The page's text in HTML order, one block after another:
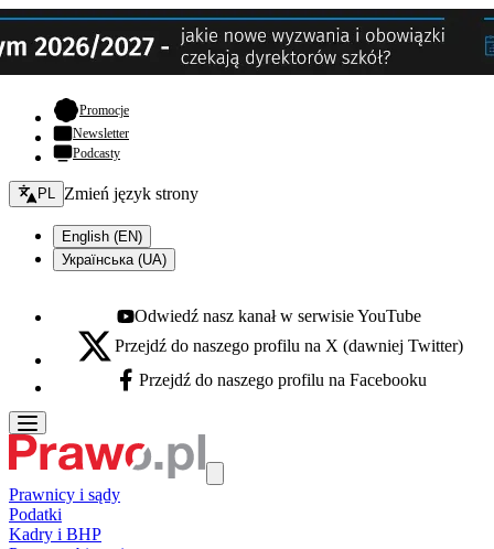
Promocje- otwiera się w nowej karcie
Newsletter
Podcasty
Zmień język - bieżący:
PL Zmień język strony
English (EN)
Українська (UA)
Youtube - otwiera się w nowej karcie
Odwiedź nasz kanał w serwisie YouTube
X - otwiera się w nowej karcie
Przejdź do naszego profilu na X (dawniej Twitter)
Facebook - otwiera się w nowej karcie
Przejdź do naszego profilu na Facebooku
Prawnicy i sądy
Podatki
Kadry i BHP